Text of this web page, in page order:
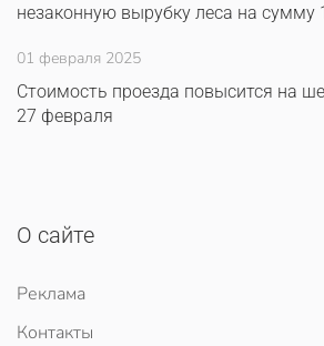
незаконную вырубку леса на сумму
01 февраля 2025
Стоимость проезда повысится на
27 февраля
О сайте
Реклама
Контакты